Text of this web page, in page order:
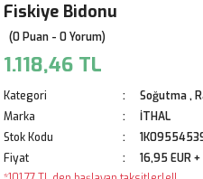
Fiskiye Bidonu
(0 Puan - 0 Yorum)
1.118,46 TL
Kategori
Soğutma ,
Marka
İTHAL
Stok Kodu
Fiyat
16,95 EUR +